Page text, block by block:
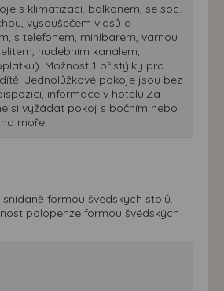
s klimatizací, balkonem, se soc.
vysoušečem vlasů a
s telefonem, minibarem, varnou
hudebním kanálem,
Možnost 1 přistýlky pro
Jednolůžkové pokoje jsou bez
informace v hotelu.Za
si vyžádat pokoj s bočním nebo
moře.
formou švédských stolů.
polopenze formou švédských